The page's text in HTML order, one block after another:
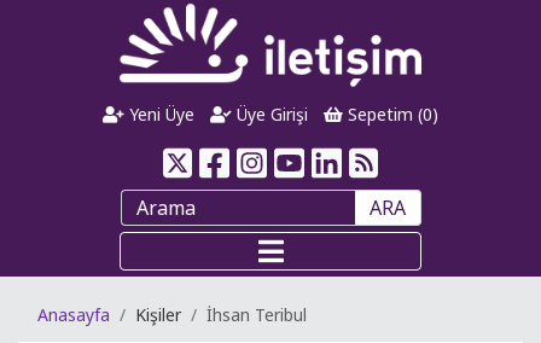
Yeni Üye Üye Girişi Sepetim (0)
ARA
Anasayfa Kişiler İhsan Teribul